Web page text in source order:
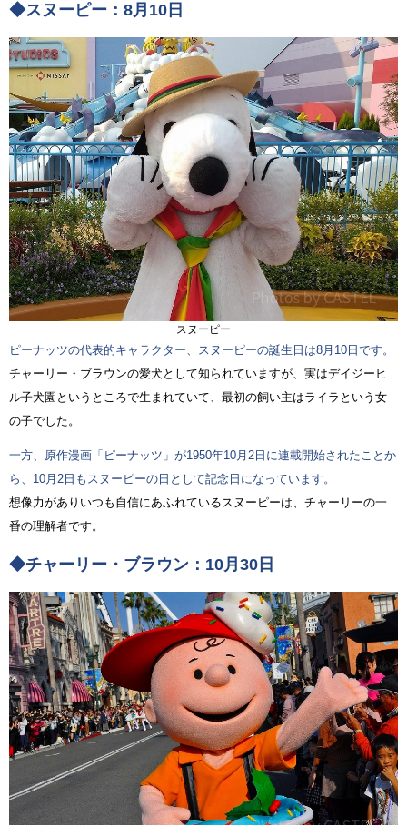
◆スヌーピー：8月10日
スヌーピー
ピーナッツの代表的キャラクター、スヌーピーの誕生日は8月10日です。
チャーリー・ブラウンの愛犬として知られていますが、実はデイジーヒ
ル子犬園というところで生まれていて、最初の飼い主はライラという女
の子でした。
一方、原作漫画「ピーナッツ」が1950年10月2日に連載開始されたことか
ら、10月2日もスヌーピーの日として記念日になっています。
想像力がありいつも自信にあふれているスヌーピーは、チャーリーの一
番の理解者です。
◆チャーリー・ブラウン：10月30日